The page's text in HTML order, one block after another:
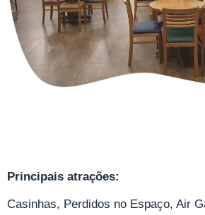
Principais atrações:
Casinhas, Perdidos no Espaço, Air